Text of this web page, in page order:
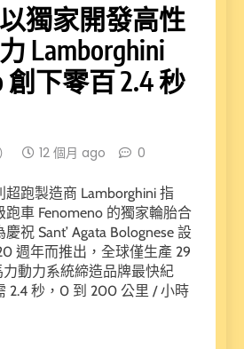
獨家開發高性
Lamborghini
創下零百 2.4 秒
12 個月 ago 0
跑製造商 Lamborghini 指
跑車 Fenomeno 的獨家輪胎合
祝 Sant’ Agata Bolognese 設
週年而推出，全球僅生產 29
動力系統締造品牌最快紀
2.4 秒，0 到 200 公里 / 小時